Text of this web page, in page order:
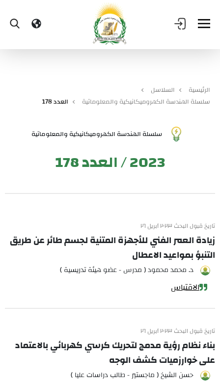
الرئيسية
السلاسل
سلسلة الهندسة الكهروميكانيكية والمعلوماتية
العدد 178
سلسلة الهندسة الكهروميكانيكية والمعلوماتية
2023 / العدد 178
تاريخ قبول البحث ٢٠٢٣ أبريل ٢٦
زيادة العمر الفني للأجهزة المتنية لجسم طائر عن طريق
التنبؤ بمواعيد الاعطال
د. محمد محمود ( مدرس - عضو هيئة تدريسية )
الاقتباس
تاريخ قبول البحث ٢٠٢٣ أبريل ٢٦
بناء نظام رؤية مدمج لتحريك كرسي كهربائي بالاعتماد
على خوارزميات كشف الوجه
حسن الشيخ ( ماجستير - طالب دراسات عليا )